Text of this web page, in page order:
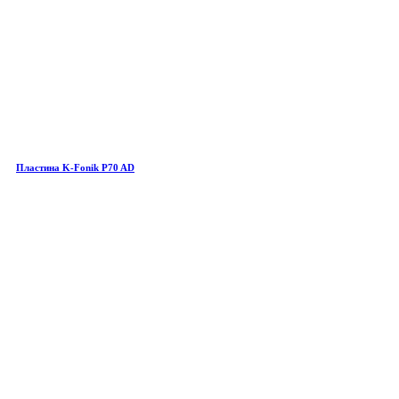
Пластина K-Fonik P70 AD